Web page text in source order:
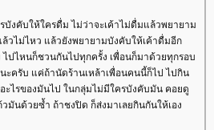
งคับให้ใครดื่ม ไม่ว่าจะเค้าไม่ดื่มแล้วพยายาม
ล้วไม่ไหว แล้วยังพยายามบังคับให้เค้าดื่มอีก
ปไหนก็ชวนกันไปทุกครั้ง เพื่อนก็มาด้วยทุกรอบ
ะครับ แค่ถ้านัดร้านเหล้าเพื่อนคนนี้ก็ไป ไปกิน
ไรของมันไป ในกลุ่มไม่มีใครบังคับมัน คอยดู
วมันด้วยซ้ำ ถ้าชงปิด ก็ส่งมาเลยกินกันให้เอง